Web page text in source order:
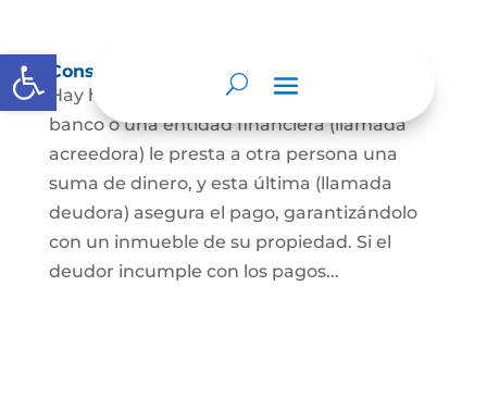
Abrir barra de herramientas
Constitución de hipoteca
Hay hipoteca cuando una persona, o un
banco o una entidad financiera (llamada
acreedora) le presta a otra persona una
suma de dinero, y esta última (llamada
deudora) asegura el pago, garantizándolo
con un inmueble de su propiedad. Si el
deudor incumple con los pagos...